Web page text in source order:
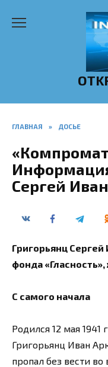
ГЛАВНАЯ » ДОСЬЕ
Сергей
Григорьянц
фонда
С самого начала
Родился 12 мая 1941
Григорьянц Иван
пропал без вести